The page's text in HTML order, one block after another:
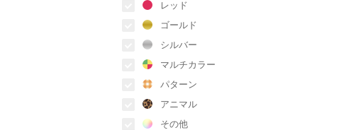
レッド
ゴールド
シルバー
マルチカラー
パターン
アニマル
その他